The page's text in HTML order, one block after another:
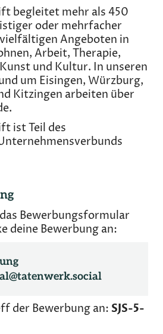
begleitet mehr als 450
oder mehrfacher
Angeboten in
Arbeit, Therapie,
und Kultur. In unseren
um Eisingen, Würzburg,
Kitzingen arbeiten über
ist Teil des
Bewerbungsformular
deine Bewerbung an:
der Bewerbung an: SJS-5-